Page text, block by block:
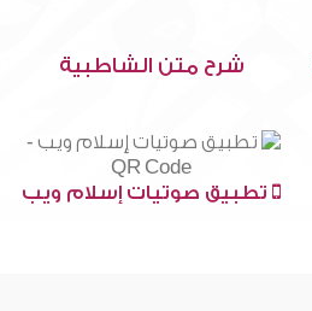
شرح متن الشاطبية
تطبيق صوتيات إسلام ويب